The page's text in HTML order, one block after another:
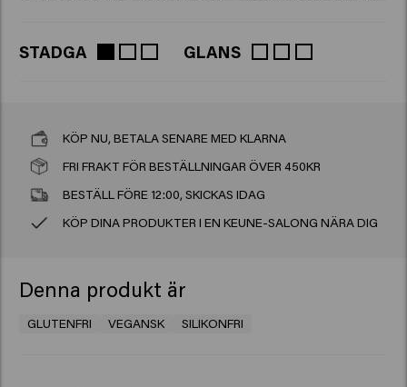
STADGA GLANS
KÖP NU, BETALA SENARE MED KLARNA
FRI FRAKT FÖR BESTÄLLNINGAR ÖVER 450KR
BESTÄLL FÖRE 12:00, SKICKAS IDAG
KÖP DINA PRODUKTER I EN KEUNE-SALONG NÄRA DIG
Denna produkt är
GLUTENFRI VEGANSK SILIKONFRI